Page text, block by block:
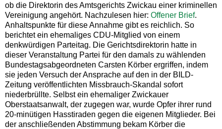
ob die Direktorin des Amtsgerichts Zwickau einer kriminellen
Vereinigung angehört. Nachzulesen hier: Offener Brief.
Anhaltspunkte für diese Annahme gibt es reichlich. So
berichtet ein ehemaliges CDU-Mitglied von einem
denkwürdigen Parteitag. Die Gerichtsdirektorin hatte in
dieser Veranstaltung Partei für den damals zu wählenden
Bundestagsabgeordneten Carsten Körber ergriffen, indem
sie jeden Versuch der Ansprache auf den in der BILD-
Zeitung veröffentlichten Missbrauch-Skandal sofort
niederbrüllte. Selbst ein ehemaliger Zwickauer
Oberstaatsanwalt, der zugegen war, wurde Opfer ihrer rund
20-minütigen Hasstiraden gegen die eigenen Mitglieder. Bei
der anschließenden Abstimmung bekam Körber die